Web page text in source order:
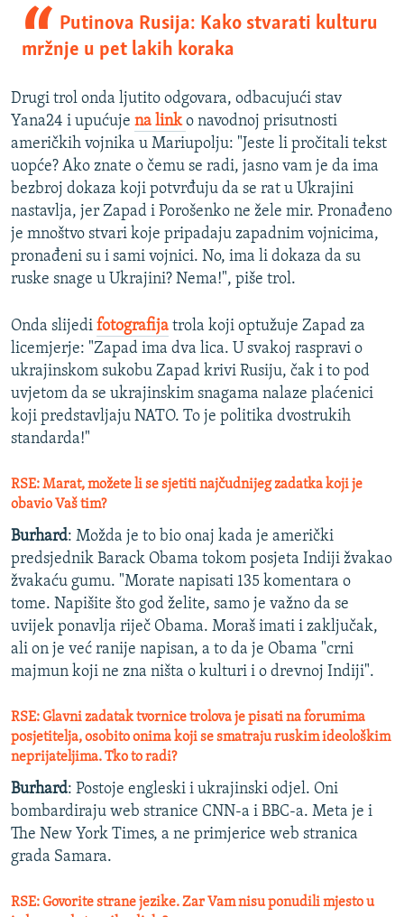
Putinova Rusija: Kako stvarati kulturu
mržnje u pet lakih koraka
Drugi trol onda ljutito odgovara, odbacujući stav
Yana24 i upućuje na linko navodnoj prisutnosti
američkih vojnika u Mariupolju: "Jeste li pročitali tekst
uopće? Ako znate o čemu se radi, jasno vam je da ima
bezbroj dokaza koji potvrđuju da se rat u Ukrajini
nastavlja, jer Zapad i Porošenko ne žele mir. Pronađeno
je mnoštvo stvari koje pripadaju zapadnim vojnicima,
pronađeni su i sami vojnici. No, ima li dokaza da su
ruske snage u Ukrajini? Nema!", piše trol.
Onda slijedi fotografija trola koji optužuje Zapad za
licemjerje: "Zapad ima dva lica. U svakoj raspravi o
ukrajinskom sukobu Zapad krivi Rusiju, čak i to pod
uvjetom da se ukrajinskim snagama nalaze plaćenici
koji predstavljaju NATO. To je politika dvostrukih
standarda!"
RSE: Marat, možete li se sjetiti najčudnijeg zadatka koji je
obavio Vaš tim?
Burhard: Možda je to bio onaj kada je američki
predsjednik Barack Obama tokom posjeta Indiji žvakao
žvakaću gumu. "Morate napisati 135 komentara o
tome. Napišite što god želite, samo je važno da se
uvijek ponavlja riječ Obama. Moraš imati i zaključak,
ali on je već ranije napisan, a to da je Obama "crni
majmun koji ne zna ništa o kulturi i o drevnoj Indiji".
RSE: Glavni zadatak tvornice trolova je pisati na forumima
posjetitelja, osobito onima koji se smatraju ruskim ideološkim
neprijateljima. Tko to radi?
Burhard: Postoje engleski i ukrajinski odjel. Oni
bombardiraju web stranice CNN-a i BBC-a. Meta je i
The New York Times, a ne primjerice web stranica
grada Samara.
RSE: Govorite strane jezike. Zar Vam nisu ponudili mjesto u